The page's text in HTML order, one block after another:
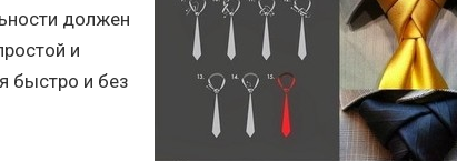
должен
и
быстро и без